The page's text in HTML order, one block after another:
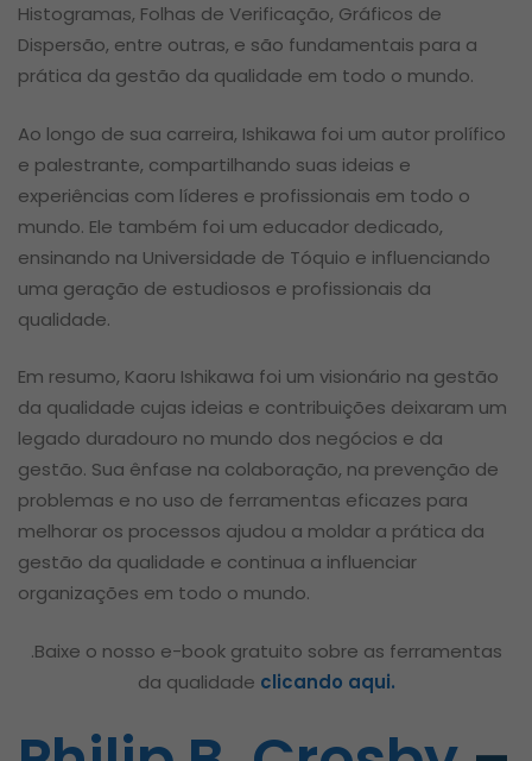
Histogramas, Folhas de Verificação, Gráficos de
Dispersão, entre outras, e são fundamentais para a
prática da gestão da qualidade em todo o mundo.
Ao longo de sua carreira, Ishikawa foi um autor prolífico
e palestrante, compartilhando suas ideias e
experiências com líderes e profissionais em todo o
mundo. Ele também foi um educador dedicado,
ensinando na Universidade de Tóquio e influenciando
uma geração de estudiosos e profissionais da
qualidade.
Em resumo, Kaoru Ishikawa foi um visionário na gestão
da qualidade cujas ideias e contribuições deixaram um
legado duradouro no mundo dos negócios e da
gestão. Sua ênfase na colaboração, na prevenção de
problemas e no uso de ferramentas eficazes para
melhorar os processos ajudou a moldar a prática da
gestão da qualidade e continua a influenciar
organizações em todo o mundo.
.Baixe o nosso e-book gratuito sobre as ferramentas
da qualidade clicando aqui.